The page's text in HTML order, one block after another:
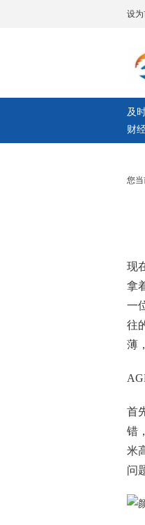
设
及
财
您当
现
拿
一
往
薄
首
错
米
问